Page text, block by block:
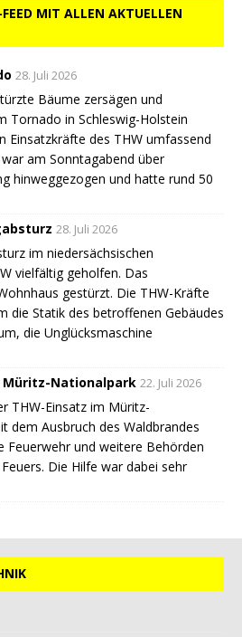
MIT ALLEN AKTUELLEN
28. Juli 2026
Bäume zersägen und
Tornado in Schleswig-Holstein
Einsatzkräfte des THW umfassend
am Sonntagabend über
hinweggezogen und hatte rund 50
28. Juli 2026
im niedersächsischen
vielfältig geholfen. Das
gestürzt. Die THW-Kräfte
die Statik des betroffenen Gebäudes
die Unglücksmaschine
Müritz-Nationalpark 22. Juli 2026
THW-Einsatz im Müritz-
dem Ausbruch des Waldbrandes
Feuerwehr und weitere Behörden
Die Hilfe war dabei sehr